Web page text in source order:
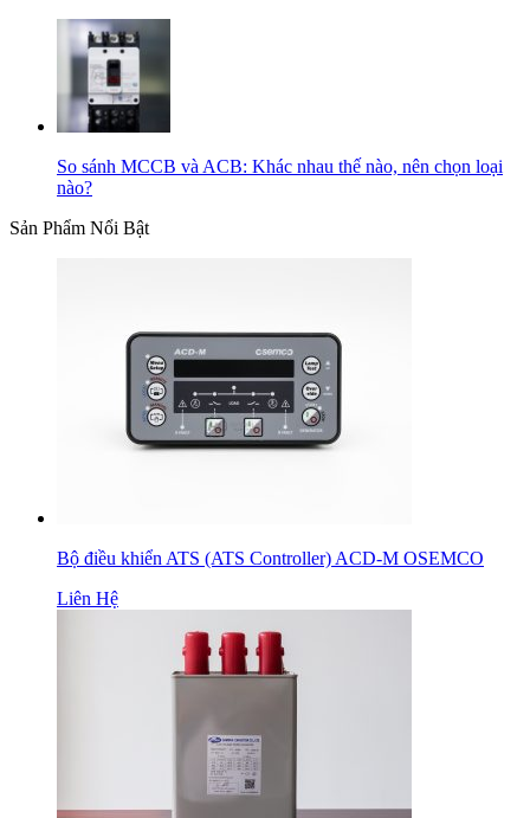
So sánh MCCB và ACB: Khác nhau thế nào, nên chọn loại
nào?
Sản Phẩm Nổi Bật
Bộ điều khiển ATS (ATS Controller) ACD-M OSEMCO
Liên Hệ